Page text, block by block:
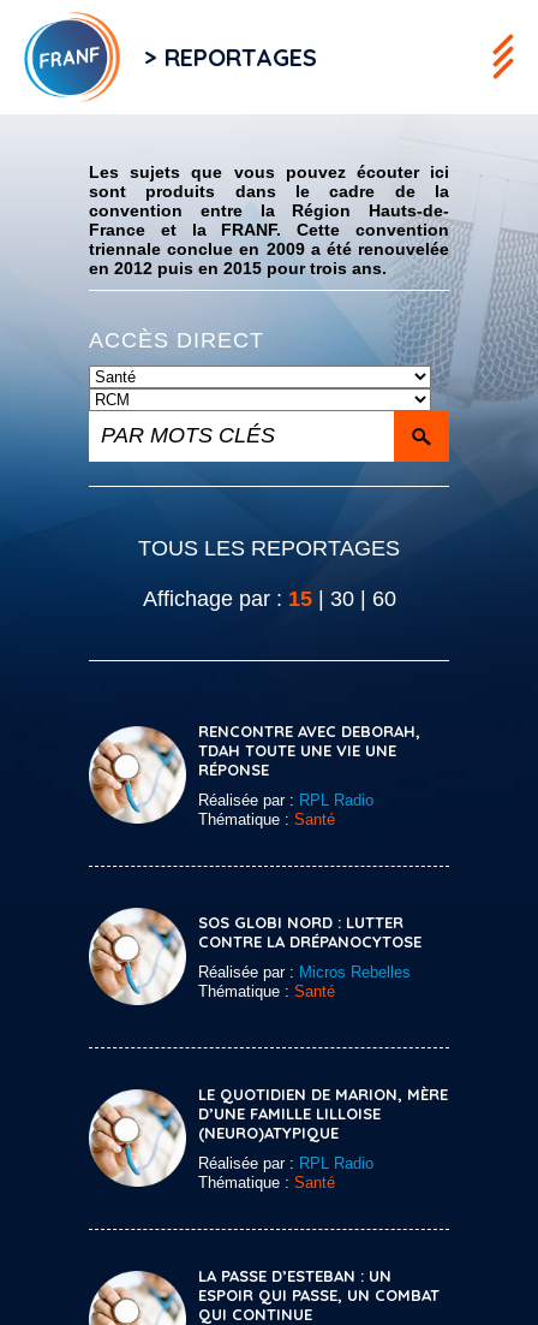
> REPORTAGES
Les sujets que vous pouvez écouter ici
sont produits dans le cadre de la
convention entre la Région Hauts-de-
France et la FRANF. Cette convention
triennale conclue en 2009 a été renouvelée
en 2012 puis en 2015 pour trois ans.
ACCÈS DIRECT
TOUS LES REPORTAGES
Affichage par : 15| 30| 60
RENCONTRE AVEC DEBORAH,
TDAH TOUTE UNE VIE UNE
RÉPONSE
Réalisée par : RPL Radio
Thématique : Santé
SOS GLOBI NORD : LUTTER
CONTRE LA DRÉPANOCYTOSE
Réalisée par : Micros Rebelles
Thématique : Santé
LE QUOTIDIEN DE MARION, MÈRE
D’UNE FAMILLE LILLOISE
(NEURO)ATYPIQUE
Réalisée par : RPL Radio
Thématique : Santé
LA PASSE D’ESTEBAN : UN
ESPOIR QUI PASSE, UN COMBAT
QUI CONTINUE